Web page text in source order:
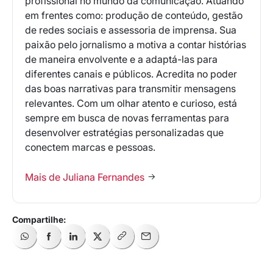
em frentes como: produção de conteúdo, gestão
de redes sociais e assessoria de imprensa. Sua
paixão pelo jornalismo a motiva a contar histórias
de maneira envolvente e a adaptá-las para
diferentes canais e públicos. Acredita no poder
das boas narrativas para transmitir mensagens
relevantes. Com um olhar atento e curioso, está
sempre em busca de novas ferramentas para
desenvolver estratégias personalizadas que
conectem marcas e pessoas.
Mais de Juliana Fernandes